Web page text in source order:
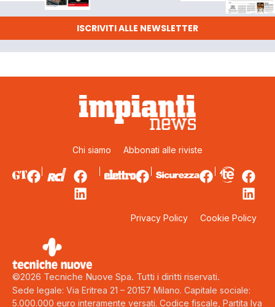
ISCRIVITI ALLE NEWSLETTER
Chi siamo Abbonati alle riviste
Privacy Policy Cookie Policy
©2026 Tecniche Nuove Spa. Tutti i diritti riservati.
Sede legale: Via Eritrea 21 – 20157 Milano. Capitale sociale:
5.000.000 euro interamente versati. Codice fiscale, Partita Iva